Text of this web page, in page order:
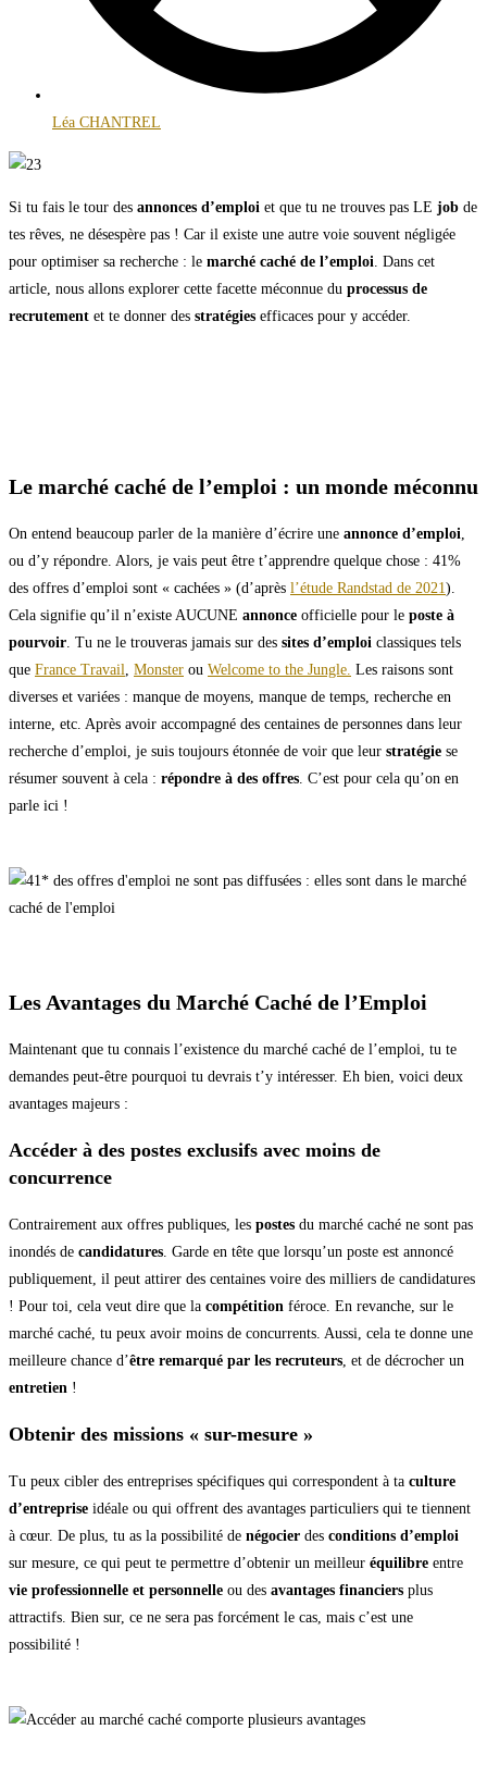
Léa CHANTREL
Si tu fais le tour des annonces d’emploi et que tu ne trouves pas LE job de
tes rêves, ne désespère pas ! Car il existe une autre voie souvent négligée
pour optimiser sa recherche : le marché caché de l’emploi. Dans cet
article, nous allons explorer cette facette méconnue du processus de
recrutement et te donner des stratégies efficaces pour y accéder.
Le marché caché de l’emploi : un monde méconnu
On entend beaucoup parler de la manière d’écrire une annonce d’emploi
ou d’y répondre. Alors, je vais peut être t’apprendre quelque chose : 41%
des offres d’emploi sont « cachées » (d’après l’étude Randstad de 2021).
Cela signifie qu’il n’existe AUCUNE annonce officielle pour le poste à
pourvoir . Tu ne le trouveras jamais sur des sites d’emploi classiques tels
que France Travail Monster ou Welcome to the Jungle. Les raisons sont
diverses et variées : manque de moyens, manque de temps, recherche en
interne, etc. Après avoir accompagné des centaines de personnes dans leur
recherche d’emploi, je suis toujours étonnée de voir que leur stratégie se
résumer souvent à cela : répondre à des offres . C’est pour cela qu’on en
parle ici !
Les Avantages du Marché Caché de l’Emploi
Maintenant que tu connais l’existence du marché caché de l’emploi, tu te
demandes peut-être pourquoi tu devrais t’y intéresser. Eh bien, voici deux
avantages majeurs :
Accéder à des postes exclusifs avec moins de
concurrence
Contrairement aux offres publiques, les postes du marché caché ne sont pas
inondés de candidatures . Garde en tête que lorsqu’un poste est annoncé
publiquement, il peut attirer des centaines voire des milliers de candidatures
! Pour toi, cela veut dire que la compétition féroce. En revanche, sur le
marché caché, tu peux avoir moins de concurrents. Aussi, cela te donne une
meilleure chance d’être remarqué par les recruteurs , et de décrocher un
entretien !
Obtenir des missions « sur-mesure »
Tu peux cibler des entreprises spécifiques qui correspondent à ta culture
d’entreprise idéale ou qui offrent des avantages particuliers qui te tiennent
à cœur. De plus, tu as la possibilité de négocier des conditions d’emploi
sur mesure, ce qui peut te permettre d’obtenir un meilleur équilibre entre
vie professionnelle et personnelle ou des avantages financiers plus
attractifs. Bien sur, ce ne sera pas forcément le cas, mais c’est une
possibilité !